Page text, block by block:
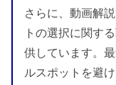
さらに、動画解
トの選択に関す
供しています。
ルスポットを避